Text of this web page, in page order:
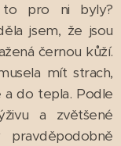
to pro ni byly?
jsem, že jsou
černou kůží.
mít strach,
a do tepla. Podle
a zvětšené